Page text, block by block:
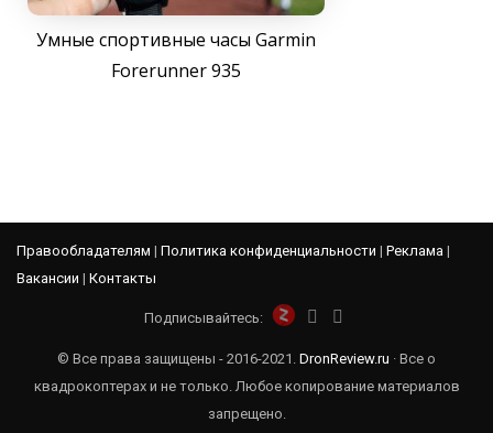
Умные спортивные часы Garmin
Forerunner 935
Правообладателям | Политика конфиденциальности | Реклама |
Вакансии | Контакты
Подписывайтесь:
© Все права защищены - 2016-2021. DronReview.ru · Все о
квадрокоптерах и не только. Любое копирование материалов
запрещено.